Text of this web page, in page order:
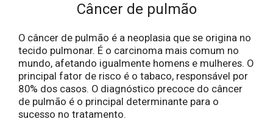
Câncer de pulmão
O câncer de pulmão é a neoplasia que se origina no
tecido pulmonar. É o carcinoma mais comum no
mundo, afetando igualmente homens e mulheres. O
principal fator de risco é o tabaco, responsável por
80% dos casos. O diagnóstico precoce do câncer
de pulmão é o principal determinante para o
sucesso no tratamento.